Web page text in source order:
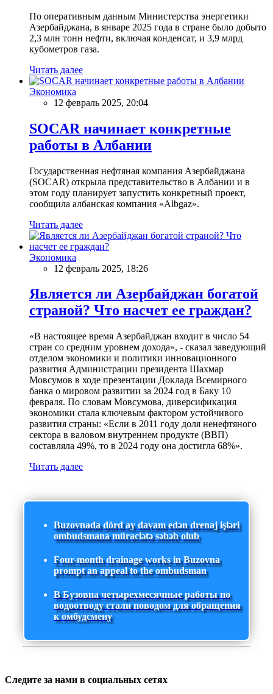
По оперативным данным Министерства энергетики
Азербайджана, в январе 2025 года в стране было добыто
2,3 млн тонн нефти, включая конденсат, и 3,9 млрд
кубометров газа.
Читать далее
Экономика
12 февраль 2025, 20:04
SOCAR начинает конкретные
работы в Албании
Государственная нефтяная компания Азербайджана
(SOCAR) открыла представительство в Албании и в
этом году планирует запустить конкретный проект,
сообщила албанская компания «Albgaz».
Читать далее
Экономика
12 февраль 2025, 18:26
Является ли Азербайджан богатой
страной? Что насчет ее граждан?
«В настоящее время Азербайджан входит в число 54
стран со средним уровнем дохода», - сказал заведующий
отделом экономики и политики инновационного
развития Администрации президента Шахмар
Мовсумов в ходе презентации Доклада Всемирного
банка о мировом развитии за 2024 год в Баку 10
февраля. По словам Мовсумова, диверсификация
экономики стала ключевым фактором устойчивого
развития страны: «Если в 2011 году доля ненефтяного
сектора в валовом внутреннем продукте (ВВП)
составляла 49%, то в 2024 году она достигла 68%».
Читать далее
Buzovnada dörd ay davam edən drenaj işləri
ombudsmana müraciətə səbəb olub
Four-month drainage works in Buzovna
prompt an appeal to the ombudsman
В Бузовна четырехмесячные работы по
водоотводу стали поводом для обращения
к омбудсмену
Следите за нами в социальных сетях